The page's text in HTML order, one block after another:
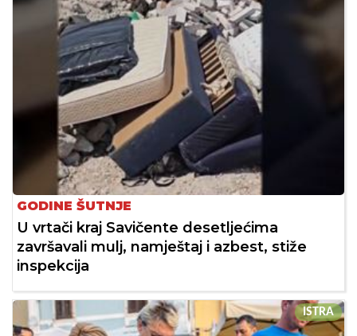
GODINE ŠUTNJE
U vrtači kraj Savičente desetljećima
završavali mulj, namještaj i azbest, stiže
inspekcija
ISTRA